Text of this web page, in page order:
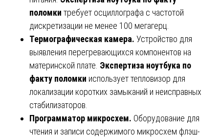
поломки требует осциллографа с частотой
дискретизации не менее 100 мегагерц.
Термографическая камера. Устройство для
выявления перегревающихся компонентов на
материнской плате. Экспертиза ноутбука по
факту поломки использует тепловизор для
локализации коротких замыканий и неисправных
стабилизаторов.
Программатор микросхем. Оборудование для
чтения и записи содержимого микросхем флэш-